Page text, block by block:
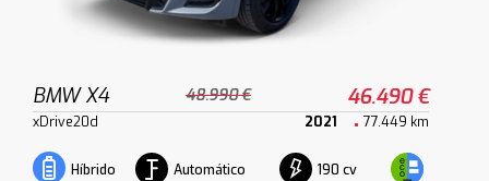
BMW X4 48.990 € 46.490 €
xDrive20d 2021 77.449 km
Híbrido Automático 190 cv